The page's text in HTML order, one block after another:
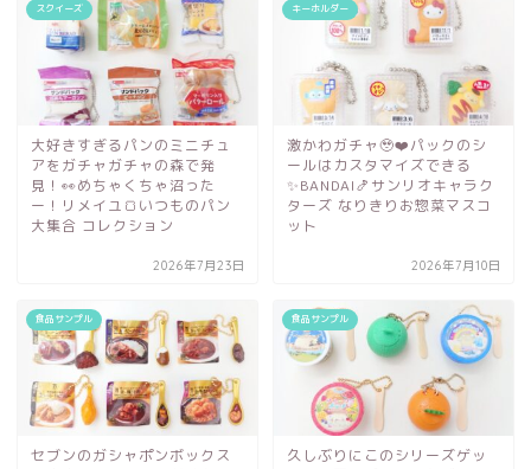
スクイーズ
大好きすぎるパンのミニチュ
アをガチャガチャの森で発
見！👀めちゃくちゃ沼った
ー！リメイユ🍞いつものパン
大集合 コレクション
2026年7月23日
キーホルダー
激かわガチャ🥹❤️パックのシ
ールはカスタマイズできる
✨BANDAI🍤サンリオキャラク
ターズ なりきりお惣菜マスコ
ット
2026年7月10日
食品サンプル
セブンのガシャポンボックス
食品サンプル
久しぶりにこのシリーズゲッ